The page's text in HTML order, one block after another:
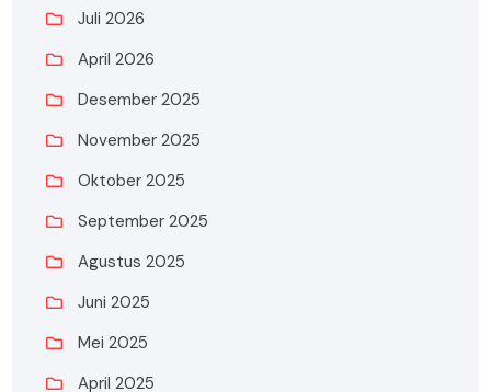
Juli 2026
April 2026
Desember 2025
November 2025
Oktober 2025
September 2025
Agustus 2025
Juni 2025
Mei 2025
April 2025